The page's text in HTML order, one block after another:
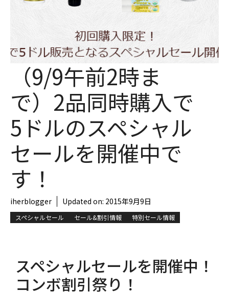
（9/9午前2時ま
で）2品同時購入で
5ドルのスペシャル
セールを開催中で
す！
iherblogger Updated on: 2015年9月9日
スペシャルセール セール&割引情報 特別セール情報
スペシャルセールを開催中！
コンボ割引祭り！